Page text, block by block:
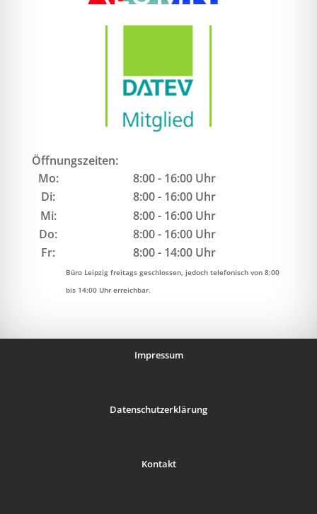
Öffnungszeiten:
Mo:
8:00 - 16:00 Uhr
Di:
8:00 - 16:00 Uhr
Mi:
8:00 - 16:00 Uhr
Do:
8:00 - 16:00 Uhr
Fr:
8:00 - 14:00 Uhr
Büro Leipzig freitags geschlossen, jedoch telefonisch von 8:00
bis 14:00 Uhr erreichbar.
Impressum
Datenschutzerklärung
Kontakt